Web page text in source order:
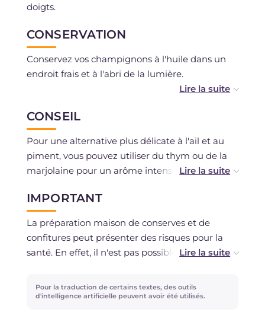
doigts.
CONSERVATION
Conservez vos champignons à l'huile dans un
endroit frais et à l'abri de la lumière.
recommandons de consommer les
champignons dans les 6 mois. Si vous
remarquez des signes d'altération, comme des
bulles d'air qui remontent du fond vers le
couvercle ou l'huile qui devient opaque, la
conserve pourrait ne pas être sûre à
de ne pas goûter ni consommer le produit.
CONSEIL
Pour une alternative plus délicate à l'ail et au
piment, vous pouvez utiliser du thym ou de la
marjolaine pour un arôme intense mais
Si vous utilisez d'autres types de champignons,
le temps de blanchiment dans l'eau et le
vinaigre est presque toujours le même ; cela
dépend toujours de la taille et du type de
champignons.
IMPORTANT
La préparation maison de conserves et de
confitures peut présenter des risques pour la
santé. En effet, il n'est pas possible dans un
mesures nécessaires pour garantir la sécurité et
l'aptitude des aliments, ce qui, au contraire, les
Pour la traduction de certains textes, des outils
d'intelligence artificielle peuvent avoir été utilisés.